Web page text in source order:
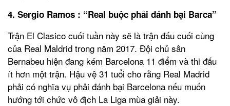
4. Sergio Ramos : “Real buộc phải đánh bại Barca”
Trận El Clasico cuối tuần này sẽ là trận đấu cuối cùng
của Real Maldrid trong năm 2017. Đội chủ sân
Bernabeu hiện đang kém Barcelona 11 điểm và thi đấu
ít hơn một trận. Hậu vệ 31 tuổi cho rằng Real Madrid
phải có nghĩa vụ phải đánh bại Barcelona nếu muốn
hướng tới chức vô địch La Liga mùa giải này.